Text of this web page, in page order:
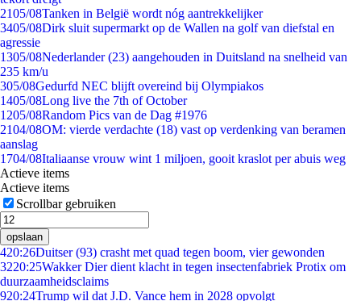
2105/08Tanken in België wordt nóg aantrekkelijker
3405/08Dirk sluit supermarkt op de Wallen na golf van diefstal en
agressie
1305/08Nederlander (23) aangehouden in Duitsland na snelheid van
235 km/u
305/08Gedurfd NEC blijft overeind bij Olympiakos
1405/08Long live the 7th of October
1205/08Random Pics van de Dag #1976
2104/08OM: vierde verdachte (18) vast op verdenking van beramen
aanslag
1704/08Italiaanse vrouw wint 1 miljoen, gooit kraslot per abuis weg
Actieve items
Actieve items
Scrollbar gebruiken
opslaan
420:26Duitser (93) crasht met quad tegen boom, vier gewonden
3220:25Wakker Dier dient klacht in tegen insectenfabriek Protix om
duurzaamheidsclaims
920:24Trump wil dat J.D. Vance hem in 2028 opvolgt